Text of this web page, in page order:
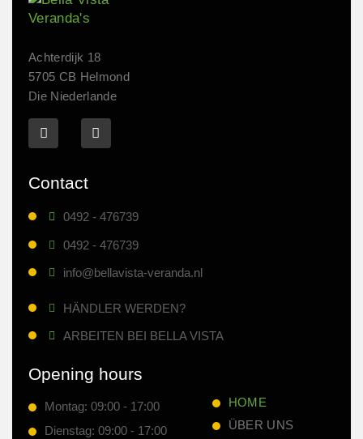
Achterdijk 18
5705 CB Helmond
Die Niederlande
Contact
0492 - 476739
0492 - 476739
info@bellavista-veranda.nl
HÄNDLER WERDEN?
ARBEITEN BEI BELLA VISTA
Opening hours
Montag: 09:00 - 17:00
Dienstag: 09:00 - 17:00
HOME
ÜBER UNS